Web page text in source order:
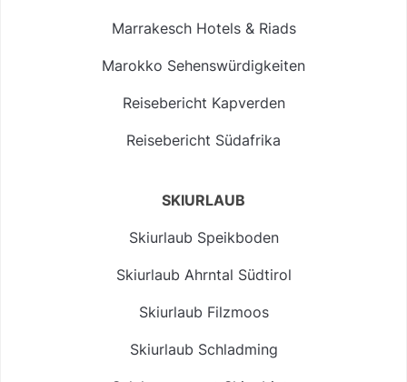
Marrakesch Hotels & Riads
Marokko Sehenswürdigkeiten
Reisebericht Kapverden
Reisebericht Südafrika
SKIURLAUB
Skiurlaub Speikboden
Skiurlaub Ahrntal Südtirol
Skiurlaub Filzmoos
Skiurlaub Schladming